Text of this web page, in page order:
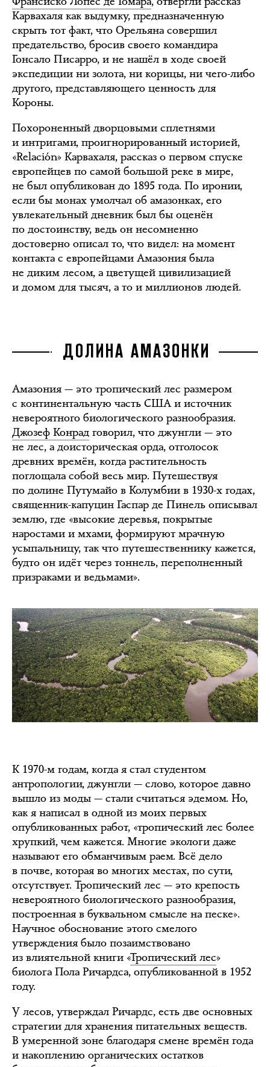
Карвахаля как выдумку, предназначенную
скрыть тот факт, что Орельяна совершил
предательство, бросив своего командира
Гонсало Писарро, и не нашёл в ходе своей
экспедиции ни золота, ни корицы, ни чего-либо
другого, представляющего ценность для
Короны.
Похороненный дворцовыми сплетнями
и интригами, проигнорированный историей,
«Relación» Карвахаля, рассказ о первом спуске
европейцев по самой большой реке в мире,
не был опубликован до 1895 года. По иронии,
если бы монах умолчал об амазонках, его
увлекательный дневник был бы оценён
по достоинству, ведь он несомненно
достоверно описал то, что видел: на момент
контакта с европейцами Амазония была
не диким лесом, а цветущей цивилизацией
и домом для тысяч, а то и миллионов людей.
ДОЛИНА АМАЗОНКИ
Амазония — это тропический лес размером
с континентальную часть США и источник
невероятного биологического разнообразия.
Джозеф Конрад говорил, что джунгли — это
не лес, а доисторическая орда, отголосок
древних времён, когда растительность
поглощала собой весь мир. Путешествуя
по долине Путумайо в Колумбии в 1930-х годах,
священник-капуцин Гаспар де Пинель описывал
землю, где «высокие деревья, покрытые
наростами и мхами, формируют мрачную
усыпальницу, так что путешественнику кажется,
будто он идёт через тоннель, переполненный
призраками и ведьмами».
К 1970-м годам, когда я стал студентом
антропологии, джунгли — слово, которое давно
вышло из моды — стали считаться эдемом. Но,
как я написал в одной из моих первых
опубликованных работ, «тропический лес более
хрупкий, чем кажется. Многие экологи даже
называют его обманчивым раем. Всё дело
в почве, которая во многих местах, по сути,
отсутствует. Тропический лес — это крепость
невероятного биологического разнообразия,
построенная в буквальном смысле на песке».
Научное обоснование этого смелого
утверждения было позаимствовано
из влиятельной книги «Тропический лес»
биолога Пола Ричардса, опубликованной в 1952
году.
У лесов, утверждал Ричардс, есть две основных
стратегии для хранения питательных веществ.
В умеренной зоне благодаря смене времён года
и накоплению органических остатков